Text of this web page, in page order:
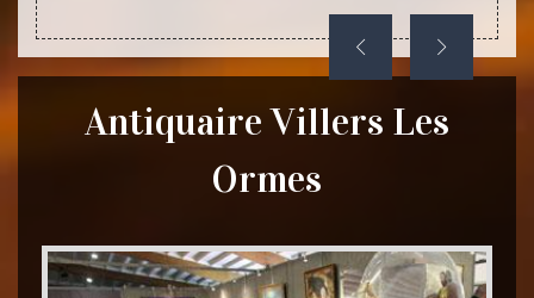
Antiquaire Villers Les
Ormes